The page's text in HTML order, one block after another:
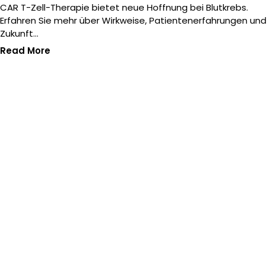
CAR T-Zell-Therapie bietet neue Hoffnung bei Blutkrebs.
Erfahren Sie mehr über Wirkweise, Patientenerfahrungen und
Zukunft…
Read More